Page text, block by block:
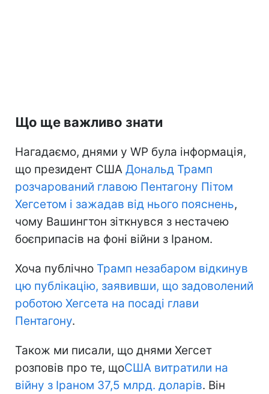
Що ще важливо знати
Нагадаємо, днями у WP була інформація,
що президент США Дональд Трамп
розчарований главою Пентагону Пітом
Хегсетом і зажадав від нього пояснень,
чому Вашингтон зіткнувся з нестачею
боєприпасів на фоні війни з Іраном.
Хоча публічно Трамп незабаром відкинув
цю публікацію, заявивши, що задоволений
роботою Хегсета на посаді глави
Пентагону.
Також ми писали, що днями Хегсет
розповів про те, щоСША витратили на
війну з Іраном 37,5 млрд. доларів. Він